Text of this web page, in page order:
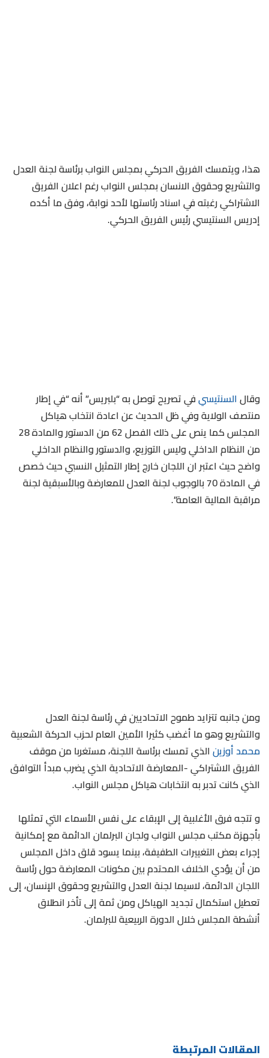
هذا، ويتمسك الفريق الحركي بمجلس النواب برئاسة لجنة العدل
والتشريع وحقوق الانسان بمجلس النواب رغم اعلان الفريق
الاشتراكي رغبته في اسناد رئاستها لأحد نوابهَ، وفق ما أكده
إدريس السنتيسي رئيس الفريق الحركي.
وقالالسنتيسيفي تصريح توصل به “بلبريس” أنه “في إطار
منتصف الولاية وفي ظل الحديث عن اعادة انتخاب هياكل
المجلس كما ينص على ذلك الفصل 62 من الدستور والمادة 28
من النظام الداخلي وليس التوزيع، والدستور والنظام الداخلي
واضح حيث اعتبر ان اللجان خارج إطار التمثيل النسبي حيث خصص
في المادة 70 بالوجوب لجنة العدل للمعارضة وبالأسبقية لجنة
مراقبة المالية العامة”.
ومن جانبه تتزايد طموح الاتحاديين في رئاسة لجنة العدل
والتشريع وهو ما أغضب كثيرا الأمين العام لحزب الحركة الشعبية
محمد أوزينالذي تمسك برئاسة اللجنة، مستغربا من موقف
الفريق الاشتراكي -المعارضة الاتحادية الذي يضرب مبدأ التوافق
الذي كانت تدبر به انتخابات هياكل مجلس النواب.
و تتجه فرق الأغلبية إلى الإبقاء على نفس الأسماء التي تمثلها
بأجهزة مكتب مجلس النواب ولجان البرلمان الدائمة مع إمكانية
إجراء بعض التغييرات الطفيفة، بينما يسود قلق داخل المجلس
من أن يؤدي الخلاف المحتدم بين مكونات المعارضة حول رئاسة
اللجان الدائمة، لاسيما لجنة العدل والتشريع وحقوق الإنسان، إلى
تعطيل استكمال تجديد الهياكل ومن ثمة إلى تأخر انطلاق
أنشطة المجلس خلال الدورة الربيعية للبرلمان.
المقالات المرتبطة